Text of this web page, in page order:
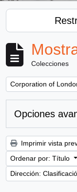
Colecciones
Remove filter:
Corporation of
Opciones
Imprimir vista
Ordenar por: Título
Dirección: